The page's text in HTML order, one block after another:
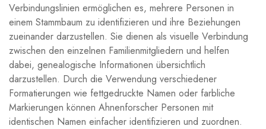
Verbindungslinien ermöglichen es, mehrere Personen in
einem Stammbaum zu identifizieren und ihre Beziehungen
zueinander darzustellen. Sie dienen als visuelle Verbindung
zwischen den einzelnen Familienmitgliedern und helfen
dabei, genealogische Informationen übersichtlich
darzustellen. Durch die Verwendung verschiedener
Formatierungen wie fettgedruckte Namen oder farbliche
Markierungen können Ahnenforscher Personen mit
identischen Namen einfacher identifizieren und zuordnen.